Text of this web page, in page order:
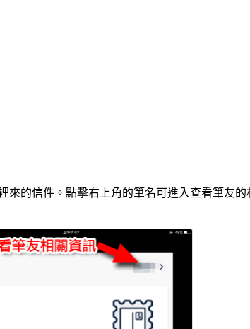
的信件。點擊右上角的筆名可進入查看筆友